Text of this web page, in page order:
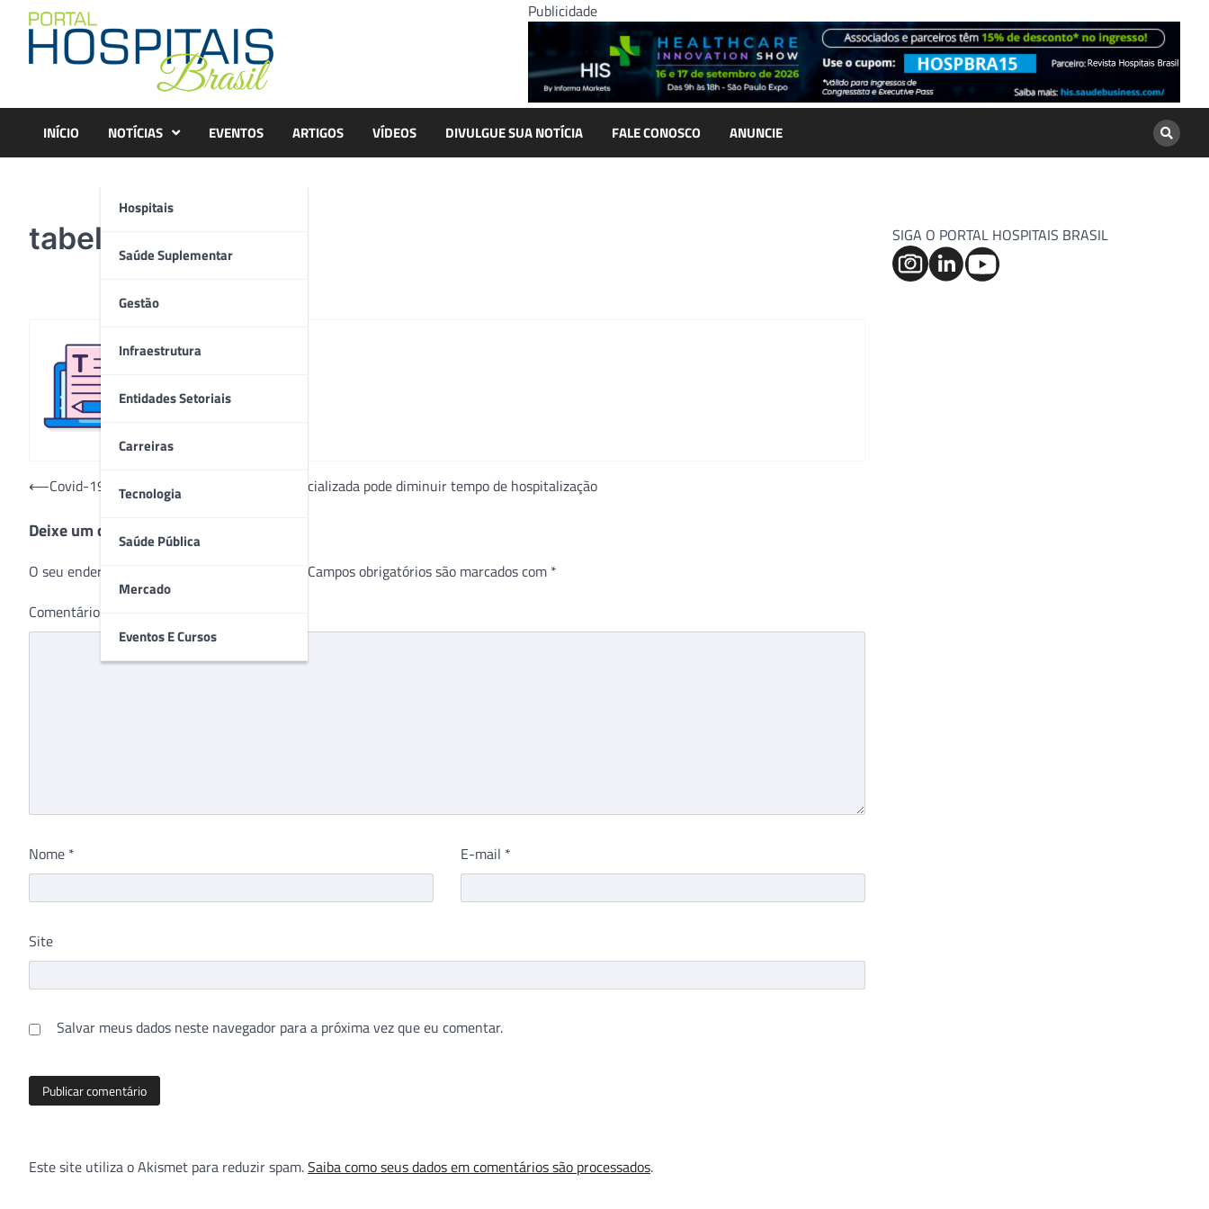
content
Publicidade
INÍCIO NOTÍCIAS
Hospitais
Saúde Suplementar
Gestão
Infraestrutura
Entidades Setoriais
Carreiras
Tecnologia
Saúde Pública
Mercado
Eventos E Cursos
EVENTOS ARTIGOS VÍDEOS DIVULGUE SUA NOTÍCIA FALE CONOSCO ANUNCIE
tabela
Navegação
Post
⟵Covid-19: Estudo revela que nutrição especializada pode diminuir tempo de hospitalização
Deixe um comentário
O seu endereço de e-mail não será publicado. Campos obrigatórios são marcados com *
Comentário
Nome * E-mail *
Site
Salvar meus dados neste navegador para a próxima vez que eu comentar.
Este site utiliza o Akismet para reduzir spam.Saiba como seus dados em comentários são processados.
SIGA O PORTAL HOSPITAIS BRASIL